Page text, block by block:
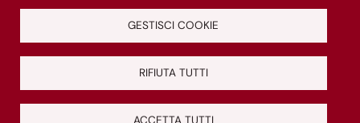
Le informazioni sul portale sono in continuo aggiornamento.
Aiutaci a migliorarlo. Scrivi asegnalazioni@romasitrasforma.it
GESTISCI COOKIE
RIFIUTA TUTTI
ACCETTA TUTTI